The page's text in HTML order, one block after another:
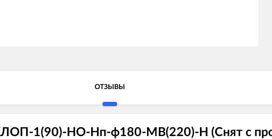
ОТЗЫВЫ
1(90)-НО-Нп-ф180-МВ(220)-Н (Снят с